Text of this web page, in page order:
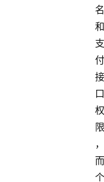
名
和
支
付
接
口
权
限
，
而
个